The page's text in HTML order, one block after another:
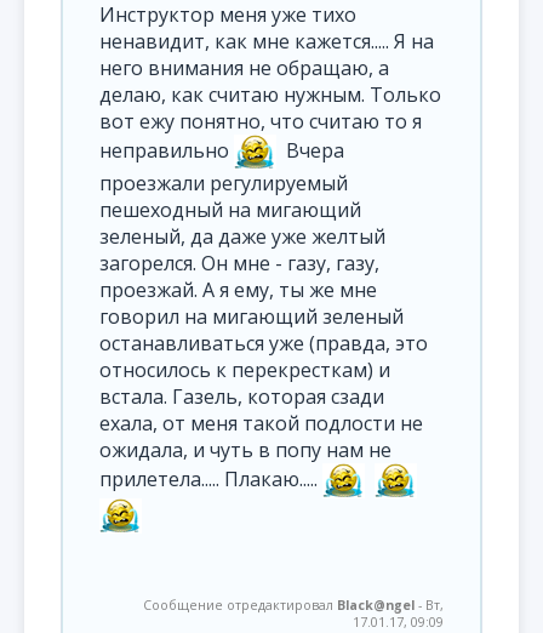
Инструктор меня уже тихо
ненавидит, как мне кажется..... Я на
него внимания не обращаю, а
делаю, как считаю нужным. Только
вот ежу понятно, что считаю то я
неправильно
Вчера
проезжали регулируемый
пешеходный на мигающий
зеленый, да даже уже желтый
загорелся. Он мне - газу, газу,
проезжай. А я ему, ты же мне
говорил на мигающий зеленый
останавливаться уже (правда, это
относилось к перекресткам) и
встала. Газель, которая сзади
ехала, от меня такой подлости не
ожидала, и чуть в попу нам не
прилетела..... Плакаю.....
Сообщение отредактировал Black@ngel - Вт,
17.01.17, 09:09